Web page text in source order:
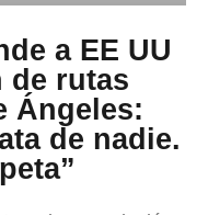
a EE UU
de rutas
Ángeles:
de nadie.